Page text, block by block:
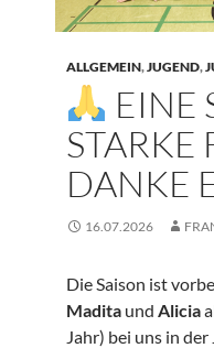
ALLGEMEIN,JUGEND,
EINE
STARKE
DANKE
16.07.2026
Die Saison ist
Madita und Alicia
Jahr) bei uns in